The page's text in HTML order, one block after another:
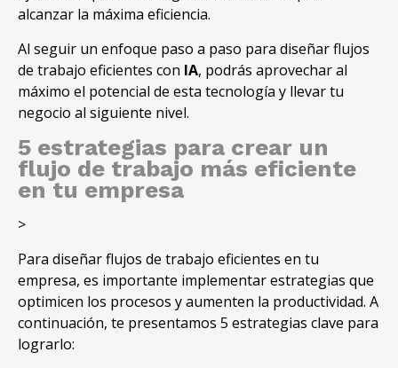
alcanzar la máxima eficiencia.
Al seguir un enfoque paso a paso para diseñar flujos
de trabajo eficientes con IA, podrás aprovechar al
máximo el potencial de esta tecnología y llevar tu
negocio al siguiente nivel.
5 estrategias para crear un
flujo de trabajo más eficiente
en tu empresa
>
Para diseñar flujos de trabajo eficientes en tu
empresa, es importante implementar estrategias que
optimicen los procesos y aumenten la productividad. A
continuación, te presentamos 5 estrategias clave para
lograrlo: